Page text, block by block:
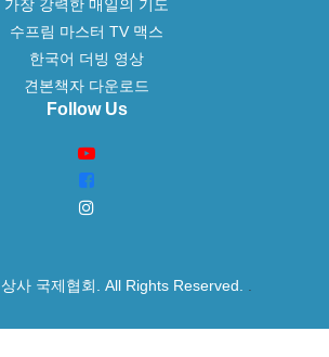
가장 강력한 매일의 기도
수프림 마스터 TV 맥스
한국어 더빙 영상
견본책자 다운로드
Follow Us
사 국제협회. All Rights Reserved. .